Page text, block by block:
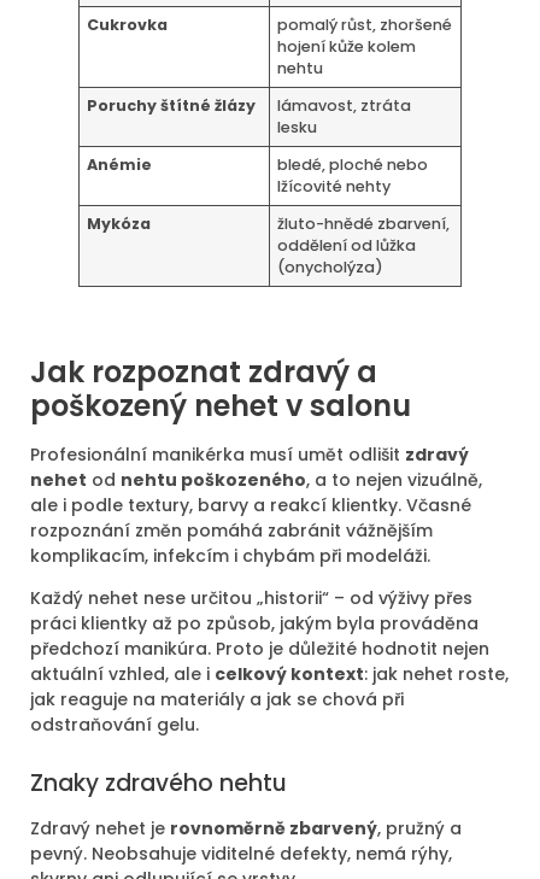
Cukrovka
pomalý růst, zhoršené
hojení kůže kolem
nehtu
Poruchy štítné žlázy
lámavost, ztráta
lesku
Anémie
bledé, ploché nebo
lžícovité nehty
Mykóza
žluto-hnědé zbarvení,
oddělení od lůžka
(onycholýza)
Jak rozpoznat zdravý a
poškozený nehet v salonu
Profesionální manikérka musí umět odlišit zdravý
nehet od nehtu poškozeného, a to nejen vizuálně,
ale i podle textury, barvy a reakcí klientky. Včasné
rozpoznání změn pomáhá zabránit vážnějším
komplikacím, infekcím i chybám při modeláži.
Každý nehet nese určitou „historii“ – od výživy přes
práci klientky až po způsob, jakým byla prováděna
předchozí manikúra. Proto je důležité hodnotit nejen
aktuální vzhled, ale i celkový kontext: jak nehet roste,
jak reaguje na materiály a jak se chová při
odstraňování gelu.
Znaky zdravého nehtu
Zdravý nehet je rovnoměrně zbarvený, pružný a
pevný. Neobsahuje viditelné defekty, nemá rýhy,